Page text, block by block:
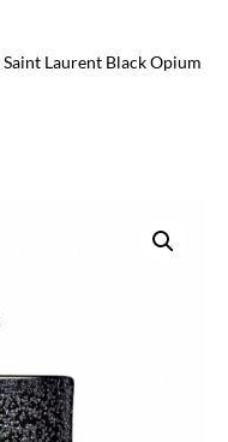
Saint Laurent Black Opium